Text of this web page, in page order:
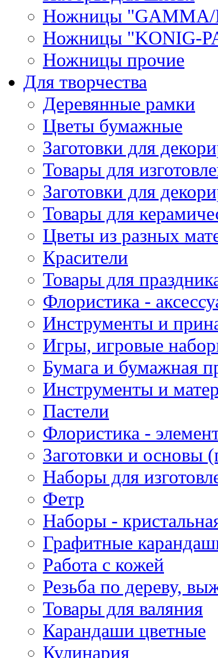
Ножницы "GAMMA/
Ножницы "KONIG-
Ножницы прочие
Для творчества
Деревянные рамки
Цветы бумажные
Заготовки для
Товары для
Заготовки для
Товары для
Цветы из разных
Красители
Товары для
Флористика -
Инструменты и
Игры, игровые
Бумага и бумажная
Инструменты и
Пастели
Флористика -
Заготовки и основы
Наборы для
Фетр
Наборы -
Графитные
Работа с кожей
Резьба по дереву,
Товары для валяния
Карандаши цветные
Кулинария